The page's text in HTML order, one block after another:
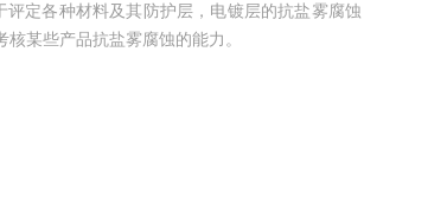
定各种材料及其防护层，电镀层的抗盐雾腐蚀
某些产品抗盐雾腐蚀的能力。